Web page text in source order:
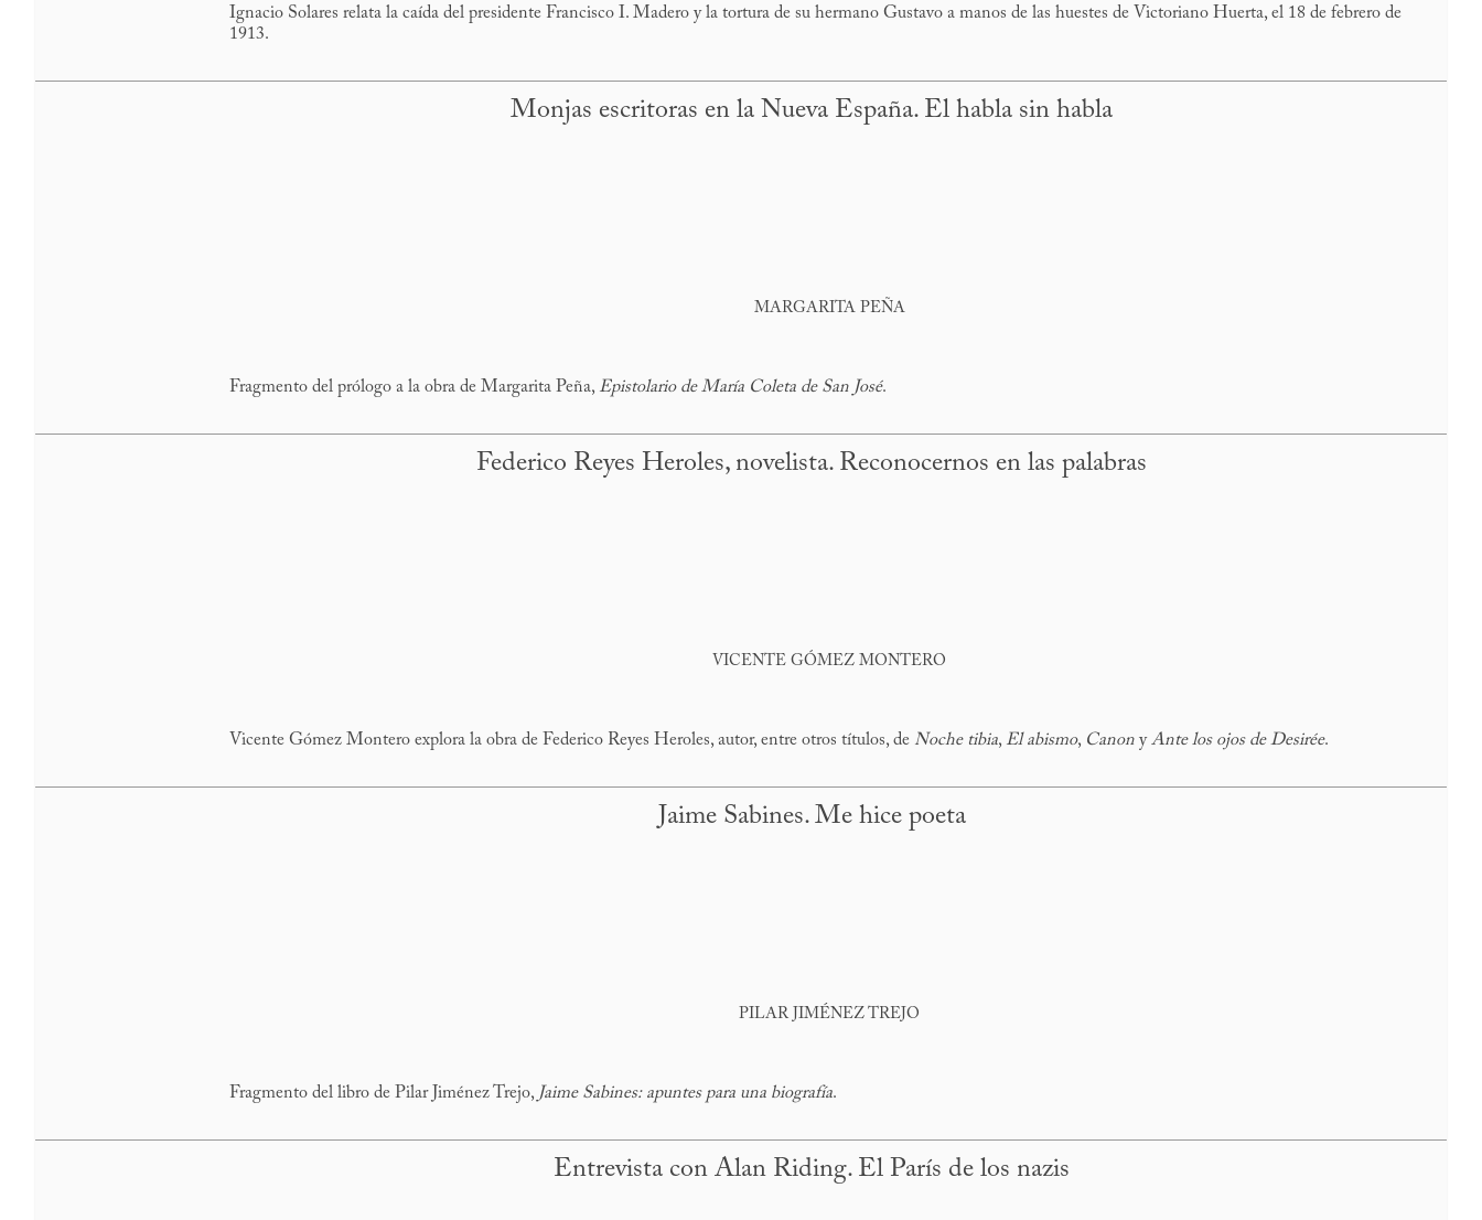
Ignacio Solares relata la caída del presidente Francisco I. Madero y la tortura de su hermano Gustavo a manos de las huestes de Victoriano Huerta, el 18 de febrero de
1913.
Monjas escritoras en la Nueva España. El habla sin habla
MARGARITA PEÑA
Fragmento del prólogo a la obra de Margarita Peña, Epistolario de María Coleta de San José.
Federico Reyes Heroles, novelista. Reconocernos en las palabras
VICENTE GÓMEZ MONTERO
Vicente Gómez Montero explora la obra de Federico Reyes Heroles, autor, entre otros títulos, de Noche tibia, El abismo, Canon yAnte los ojos de Desirée.
Jaime Sabines. Me hice poeta
PILAR JIMÉNEZ TREJO
Fragmento del libro de Pilar Jiménez Trejo, Jaime Sabines: apuntes para una biografía.
Entrevista con Alan Riding. El París de los nazis